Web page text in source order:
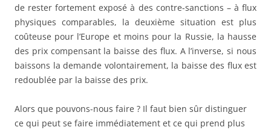
de rester fortement exposé à des contre-sanctions – à flux
physiques comparables, la deuxième situation est plus
coûteuse pour l’Europe et moins pour la Russie, la hausse
des prix compensant la baisse des flux. A l’inverse, si nous
baissons la demande volontairement, la baisse des flux est
redoublée par la baisse des prix.
Alors que pouvons-nous faire ? Il faut bien sûr distinguer
ce qui peut se faire immédiatement et ce qui prend plus